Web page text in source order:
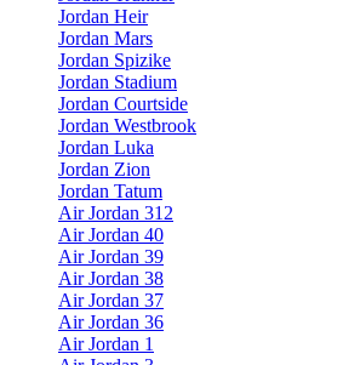
Jordan Heir
Jordan Mars
Jordan Spizike
Jordan Stadium
Jordan Courtside
Jordan Westbrook
Jordan Luka
Jordan Zion
Jordan Tatum
Air Jordan 312
Air Jordan 40
Air Jordan 39
Air Jordan 38
Air Jordan 37
Air Jordan 36
Air Jordan 1